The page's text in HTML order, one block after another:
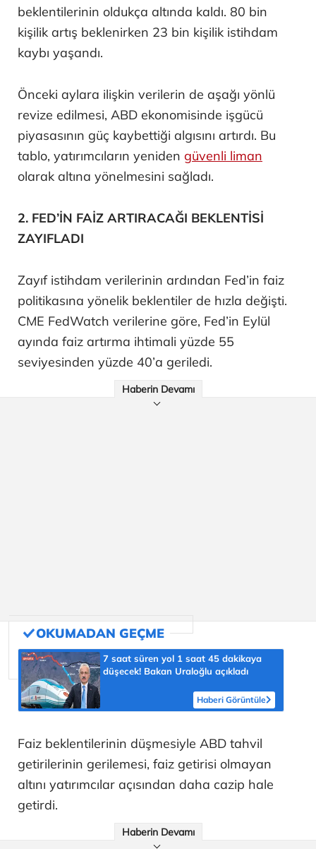
beklentilerinin oldukça altında kaldı. 80 bin
kişilik artış beklenirken 23 bin kişilik istihdam
kaybı yaşandı.
Önceki aylara ilişkin verilerin de aşağı yönlü
revize edilmesi, ABD ekonomisinde işgücü
piyasasının güç kaybettiği algısını artırdı. Bu
tablo, yatırımcıların yeniden güvenli liman
olarak altına yönelmesini sağladı.
2. FED’İN FAİZ ARTIRACAĞI BEKLENTİSİ
ZAYIFLADI
Zayıf istihdam verilerinin ardından Fed’in faiz
politikasına yönelik beklentiler de hızla değişti.
CME FedWatch verilerine göre, Fed’in Eylül
ayında faiz artırma ihtimali yüzde 55
seviyesinden yüzde 40’a geriledi.
Haberin Devamı
7 saat süren yol 1 saat 45 dakikaya
düşecek! Bakan Uraloğlu açıkladı
Haberi Görüntüle
Faiz beklentilerinin düşmesiyle ABD tahvil
getirilerinin gerilemesi, faiz getirisi olmayan
altını yatırımcılar açısından daha cazip hale
getirdi.
Haberin Devamı